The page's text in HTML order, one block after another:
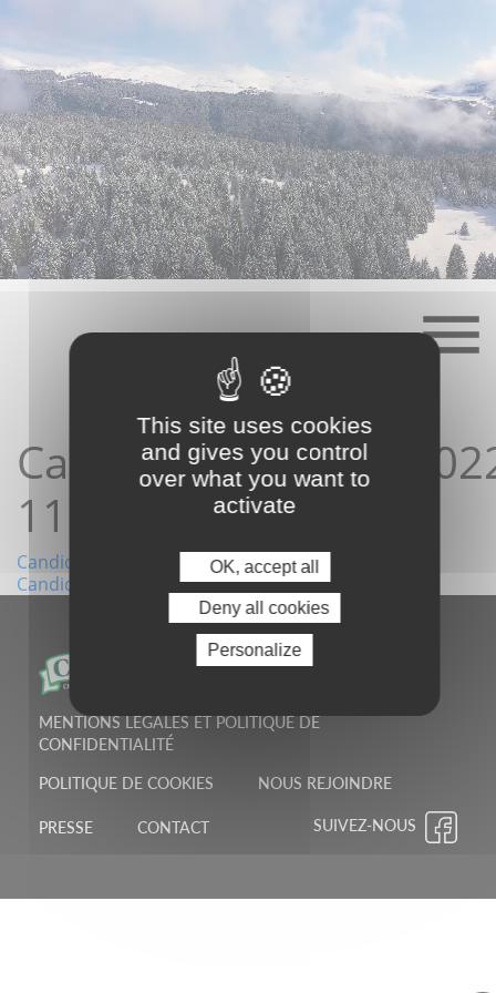
content
Candidature12/04/
11:10:30
Navigation
l’article
Candidature12/04/2022 10:53:09
Candidature12/04/2022 11:12:35
MENTIONS LÉGALES ET POLITIQUE DE
CONFIDENTIALITÉ
POLITIQUE DE COOKIES NOUS REJOINDRE
PRESSE CONTACT SUIVEZ-NOUS
This site uses cookies
and gives you control
over what you want to
activate
OK, accept all
Deny all cookies
Personalize